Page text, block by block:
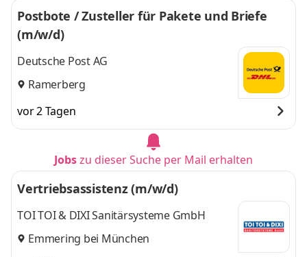
Postbote / Zusteller für Pakete und Briefe
(m/w/d)
Deutsche Post AG
Ramerberg
vor 2 Tagen
Jobszu dieser Suche per Mail erhalten
Vertriebsassistenz (m/w/d)
TOI TOI & DIXI Sanitärsysteme GmbH
Emmering bei München